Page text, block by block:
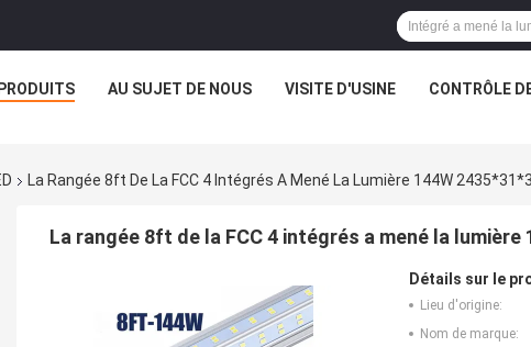
PRODUITS AU SUJET DE NOUS VISITE D'USINE CONTRÔLE
La Rangée 8ft De La FCC 4 Intégrés A Mené La Lumière 144W
La rangée 8ft de la FCC 4 intégrés a mené la
Détails sur le
Lieu d'origine:
Nom de marque: